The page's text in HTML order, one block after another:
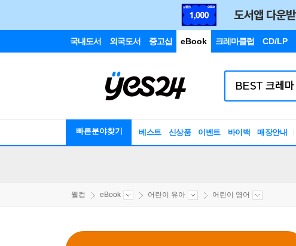
국내도서 외국도서 중고샵 eBook 크레마클럽 CD/LP
빠른분야찾기 베스트 신상품 이벤트 바이백 매장안내
웰컴 eBook 어린이 유아 어린이 영어